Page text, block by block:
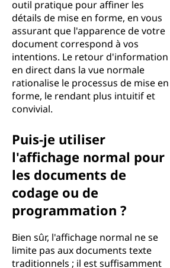
outil pratique pour affiner les
détails de mise en forme, en vous
assurant que l'apparence de votre
document correspond à vos
intentions. Le retour d'information
en direct dans la vue normale
rationalise le processus de mise en
forme, le rendant plus intuitif et
convivial.
Puis-je utiliser
l'affichage normal pour
les documents de
codage ou de
programmation ?
Bien sûr, l'affichage normal ne se
limite pas aux documents texte
traditionnels ; il est suffisamment